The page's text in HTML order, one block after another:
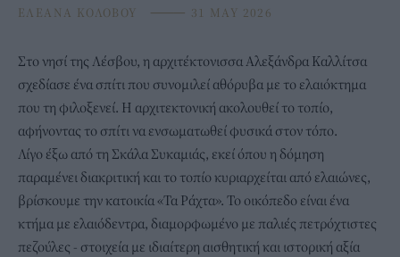
ΕΛΕΑΝΑ ΚΟΛΟΒΟΥ ⸻ 31 MAY 2026
Στο νησί της Λέσβου , η αρχιτέκτονισσα Αλεξάνδρα Καλλίτσα
σχεδίασε ένα σπίτι που συνομιλεί αθόρυβα με το ελαιόκτημα
που τη φιλοξενεί. Η αρχιτεκτονική ακολουθεί το τοπίο,
αφήνοντας το σπίτι να ενσωματωθεί φυσικά στον τόπο.
Λίγο έξω από τη Σκάλα Συκαμιάς, εκεί όπου η δόμηση
παραμένει διακριτική και το τοπίο κυριαρχείται από ελαιώνες,
βρίσκουμε την κατοικία «Τα Ράχτα». Το οικόπεδο είναι ένα
κτήμα με ελαιόδεντρα, διαμορφωμένο με παλιές πετρόχτιστες
πεζούλες - στοιχεία με ιδιαίτερη αισθητική και ιστορική αξία